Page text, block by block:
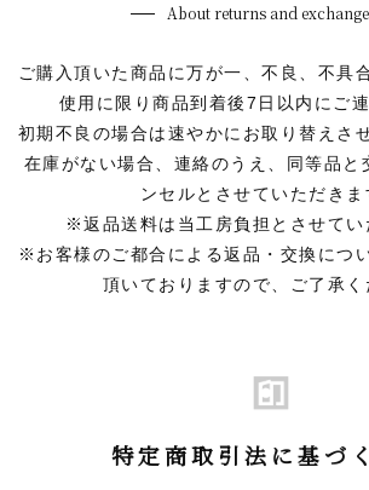
About returns and
ご購入頂いた商品に万が一、不良、不具
使用に限り商品到着後7日以内にご連
初期不良の場合は速やかにお取り替えさ
在庫がない場合、連絡のうえ、同等品と
ンセルとさせていただきま
※返品送料は当工房負担とさせてい
※お客様のご都合による返品・交換につ
頂いておりますので、ご了承く
特定商取引法に基づ